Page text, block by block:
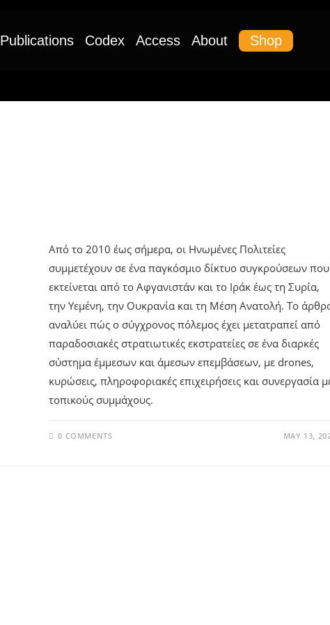
Publications Codex Access About Shop
Από το 2010 έως σήμερα, οι Ηνωμένες Πολιτείες
συμμετέχουν σε ένα παγκόσμιο δίκτυο συγκρούσεων που
εκτείνεται από το Αφγανιστάν και το Ιράκ έως τη Συρία,
την Υεμένη, την Ουκρανία και τη Μέση Ανατολή. Το
αναλύει πώς ο σύγχρονος πόλεμος έχει μετατραπεί από
παραδοσιακές στρατιωτικές εκστρατείες σε ένα διαρκές
σύστημα έμμεσων και άμεσων επεμβάσεων, με drones,
κυρώσεις, πληροφοριακές επιχειρήσεις και συνεργασία
τοπικούς συμμάχους.
0 COMMENTS MAY 13,